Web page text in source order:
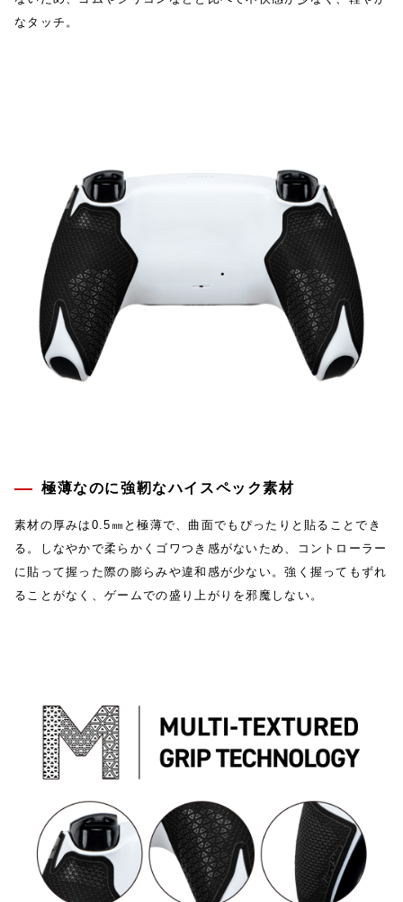
なタッチ。
極薄なのに強靭なハイスペック素材
素材の厚みは0.5㎜と極薄で、曲面でもぴったりと貼ることでき
る。しなやかで柔らかくゴワつき感がないため、コントローラー
に貼って握った際の膨らみや違和感が少ない。強く握ってもずれ
ることがなく、ゲームでの盛り上がりを邪魔しない。